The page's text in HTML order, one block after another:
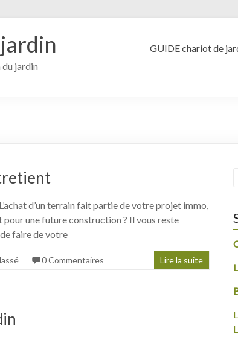
jardin
GUIDE chariot de
d’un terrain fait partie de votre projet immo,
pour une future construction ? Il vous reste
faire de votre
0 Commentaires Lire la suite